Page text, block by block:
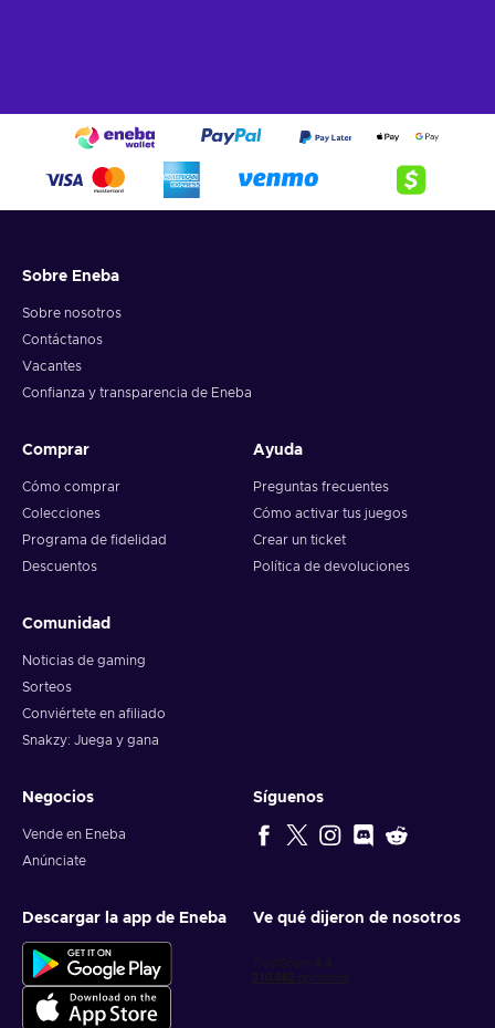
Sobre Eneba
Sobre nosotros
Contáctanos
Vacantes
Confianza y transparencia de Eneba
Comprar
Cómo comprar
Colecciones
Programa de fidelidad
Descuentos
Ayuda
Preguntas frecuentes
Cómo activar tus juegos
Crear un ticket
Política de devoluciones
Comunidad
Noticias de gaming
Sorteos
Conviértete en afiliado
Snakzy: Juega y gana
Negocios
Vende en Eneba
Anúnciate
Síguenos
Descargar la app de Eneba Ve qué dijeron de nosotros